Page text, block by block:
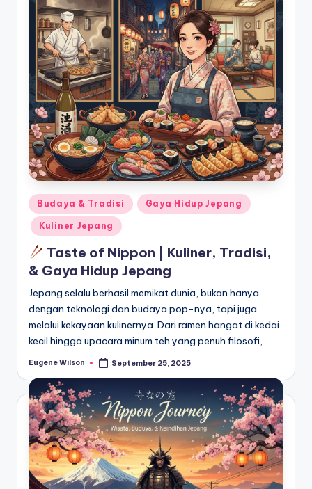
Posted
in
Budaya & Tradisi Gaya Hidup Jepang
Kuliner Jepang
Taste of Nippon | Kuliner, Tradisi,
& Gaya Hidup Jepang
Jepang selalu berhasil memikat dunia, bukan hanya
dengan teknologi dan budaya pop-nya, tapi juga
melalui kekayaan kulinernya. Dari ramen hangat di kedai
kecil hingga upacara minum teh yang penuh filosofi,…
Posted
Eugene Wilson September 25, 2025